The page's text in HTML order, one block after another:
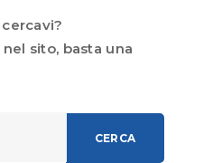
sito, basta una
CERCA